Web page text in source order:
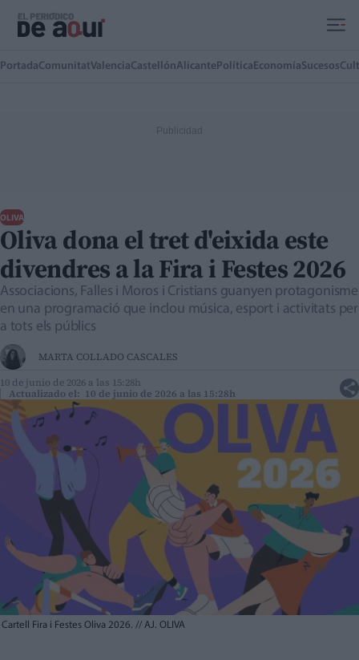
PortadaComunitatValenciaCastellónAlicante Política EconomíaSucesos
OLIVA
Oliva dona el tret d'eixida este
divendres a la Fira i Festes 2026
Associacions, Falles i Moros i Cristians guanyen protagonisme
en una programació que inclou música, esport i activitats per
a tots els públics
MARTA COLLADO CASCALES
10 de junio de 2026 a las 15:28h
Actualizado el: 10 de junio de 2026 a las 15:28h
Cartell Fira i Festes Oliva 2026. // AJ. OLIVA